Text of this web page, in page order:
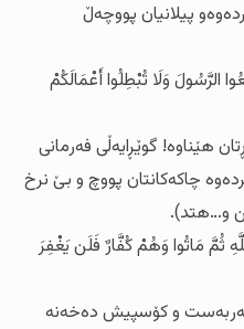
پیلانیان پووچه‌ڵ
الرَّسُولَ وَلَا تُبْطِلُوا أَعْمَالَكُمْ
هێناوه‌! گوێڕایه‌ڵی فه‌رمانی
چاکه‌کانتان پووچ و بێ نرخ
و…هتد).
ثُمَّ مَاتُوا وَهُمْ كُفَّارٌ فَلَن يَغْفِرَ
به‌ربه‌ست و کۆسپیش ده‌خه‌نه‌